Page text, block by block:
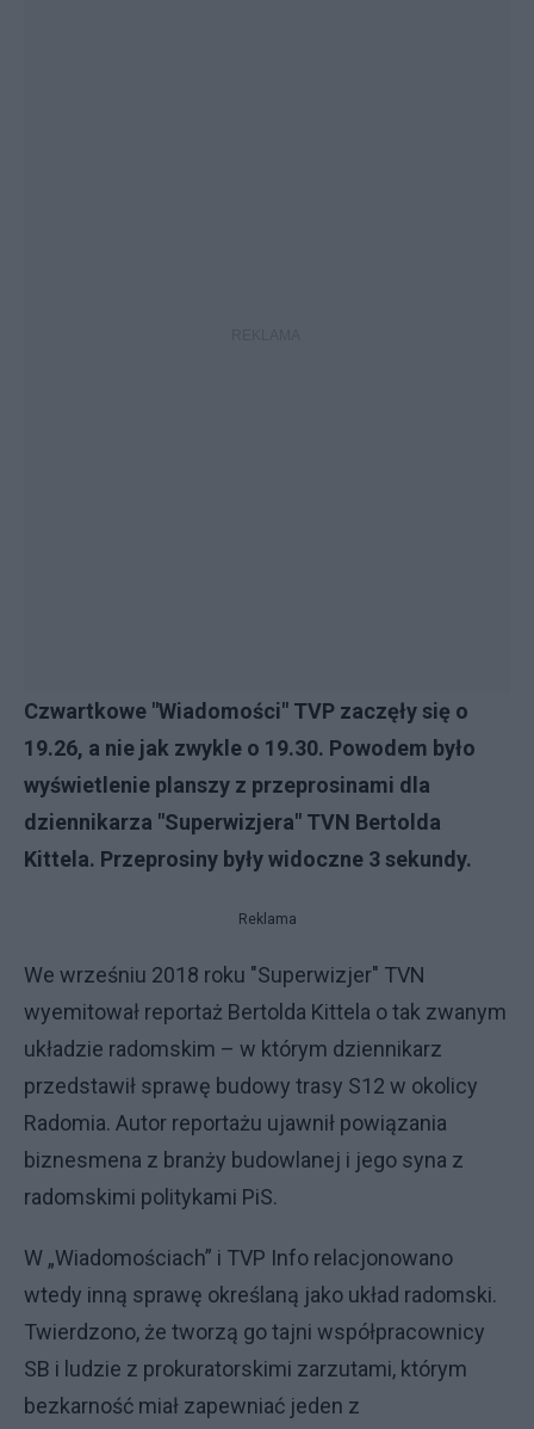
Czwartkowe "Wiadomości" TVP zaczęły się o
19.26, a nie jak zwykle o 19.30. Powodem było
wyświetlenie planszy z przeprosinami dla
dziennikarza "Superwizjera" TVN Bertolda
Kittela. Przeprosiny były widoczne 3 sekundy.
Reklama
We wrześniu 2018 roku "Superwizjer" TVN
wyemitował reportaż Bertolda Kittela o tak zwanym
układzie radomskim – w którym dziennikarz
przedstawił sprawę budowy trasy S12 w okolicy
Radomia. Autor reportażu ujawnił powiązania
biznesmena z branży budowlanej i jego syna z
radomskimi politykami PiS.
W „Wiadomościach” i TVP Info relacjonowano
wtedy inną sprawę określaną jako układ radomski.
Twierdzono, że tworzą go tajni współpracownicy
SB i ludzie z prokuratorskimi zarzutami, którym
bezkarność miał zapewniać jeden z